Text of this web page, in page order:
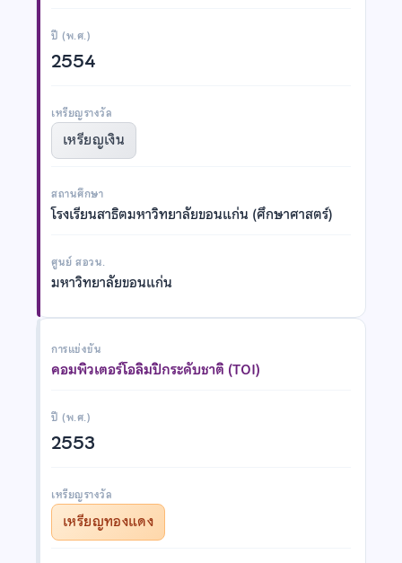
ปี (พ.ศ.)
2554
เหรียญรางวัล
เหรียญเงิน
สถานศึกษา
โรงเรียนสาธิตมหาวิทยาลัยขอนแก่น (ศึกษาศาสตร์)
ศูนย์ สอวน.
มหาวิทยาลัยขอนแก่น
การแข่งขัน
คอมพิวเตอร์โอลิมปิกระดับชาติ (TOI)
ปี (พ.ศ.)
2553
เหรียญรางวัล
เหรียญทองแดง